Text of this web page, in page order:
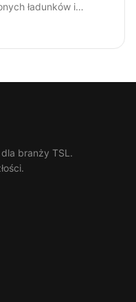
ładunków i
branży TSL.